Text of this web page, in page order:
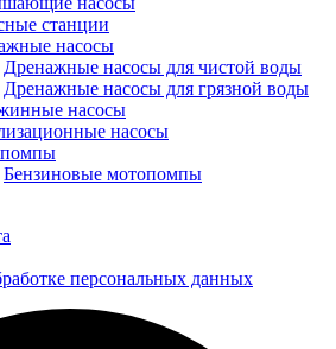
станции
насосы
Дренажные насосы для чистой воды
Дренажные насосы для грязной воды
насосы
насосы
Бензиновые мотопомпы
персональных данных